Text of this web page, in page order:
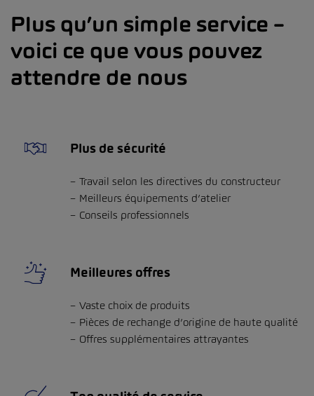
Plus qu’un simple service –
voici ce que vous pouvez
attendre de nous
Plus de sécurité
Travail selon les directives du constructeur
Meilleurs équipements d’atelier
Conseils professionnels
Meilleures offres
Vaste choix de produits
Pièces de rechange d’origine de haute qualité
Offres supplémentaires attrayantes